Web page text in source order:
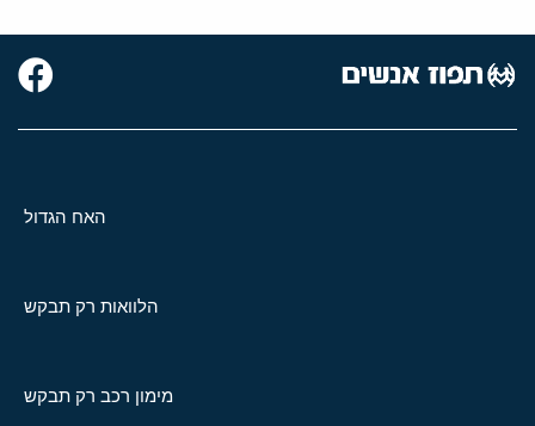
האח הגדול
הלוואות רק תבקש
מימון רכב רק תבקש